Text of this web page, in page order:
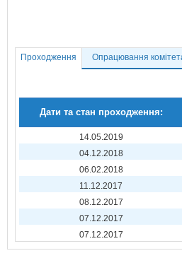
Проходження Опрацювання
Дати та стан проходження:
14.05.2019
04.12.2018
06.02.2018
11.12.2017
08.12.2017
07.12.2017
07.12.2017